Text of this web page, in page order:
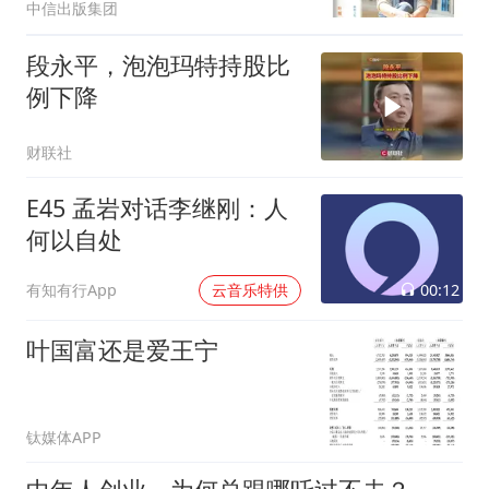
中信出版集团
段永平，泡泡玛特持股比
例下降
财联社
E45 孟岩对话李继刚：人
何以自处
有知有行App 云音乐特供 00:12
叶国富还是爱王宁
钛媒体APP